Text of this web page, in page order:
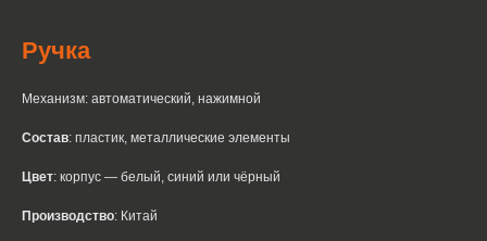
Ручка
Механизм: автоматический, нажимной
Состав: пластик, металлические элементы
Цвет: корпус — белый, синий или чёрный
Производство: Китай